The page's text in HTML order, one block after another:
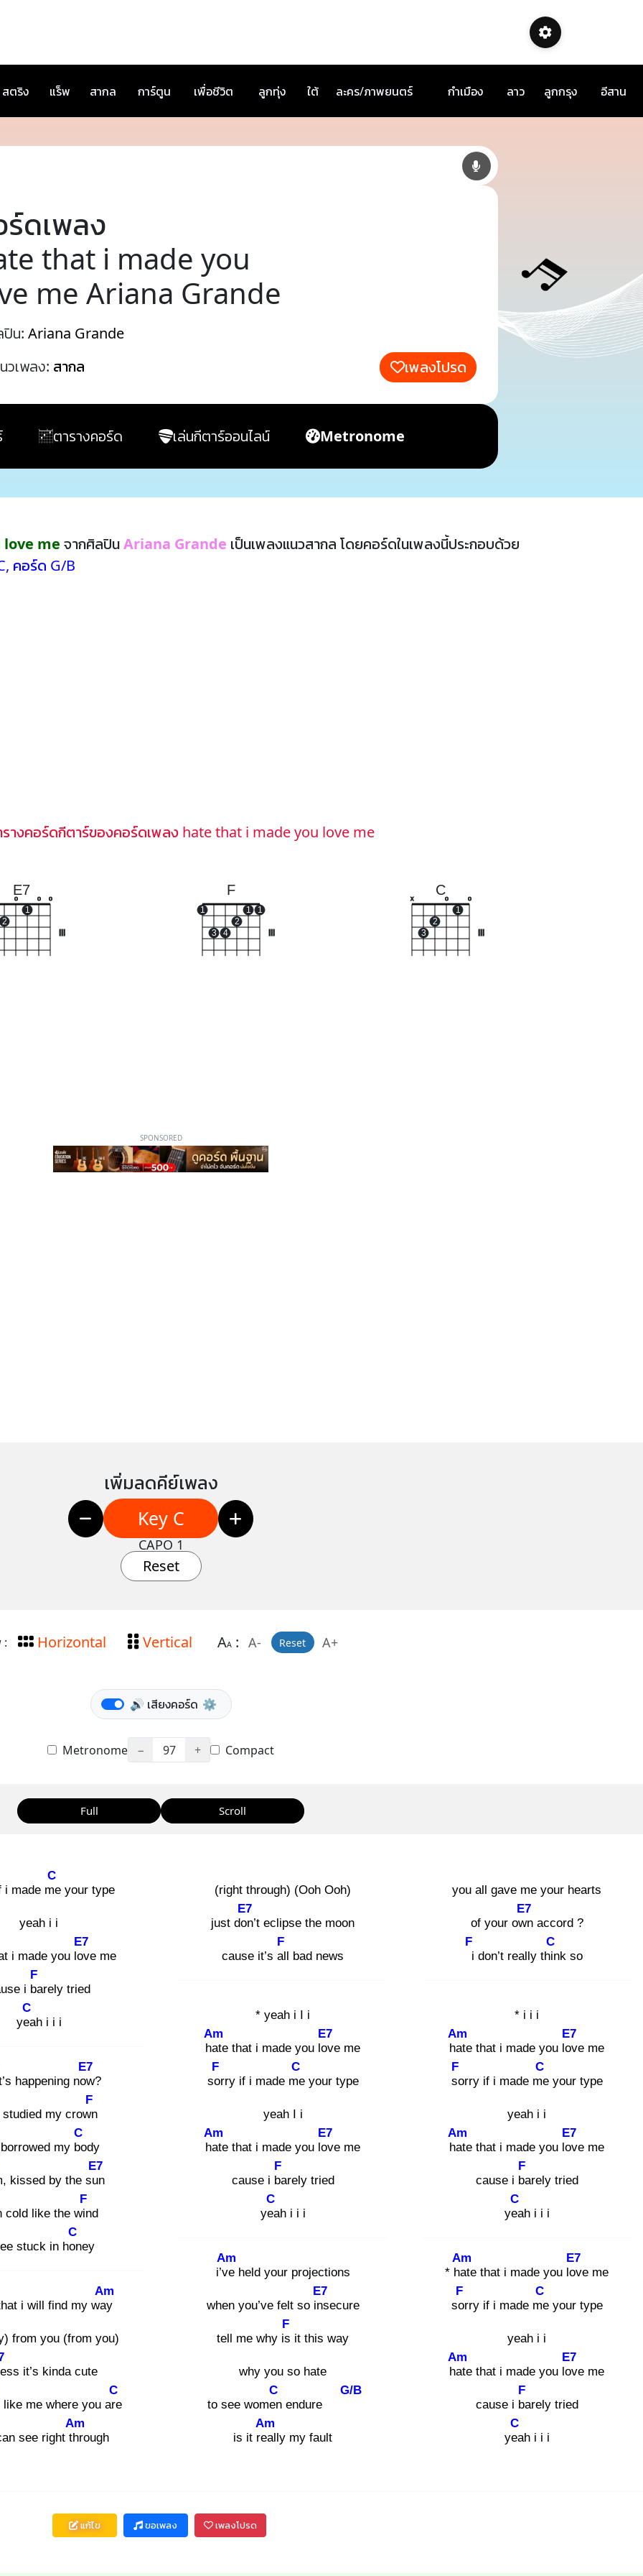
สตริง แร็พ สากล การ์ตูน เพื่อชีวิต ลูกทุ่ง ใต้ ละคร/ภาพยนตร์ กำเมือง ลาว ลูกกรุง อีสาน
ร์ดเพลง
that i made you
me Ariana Grande
ปิน: Ariana Grande
วเพลง: สากล เพลงโปรด
ตารางคอร์ด เล่นกีตาร์ออนไลน์ Metronome
me จากศิลปินAriana Grande เป็นเพลงแนวสากล โดยคอร์ดในเพลงนี้ประกอบด้วย
, คอร์ด G/B
างคอร์ดกีตาร์ของคอร์ดเพลง hate that i made you love me
E7
2
o
1
o o
F
1
3 4
2
1 1
C
x
3
2
o
1
o
SPONSORED
เพิ่มลดคีย์เพลง
Key C
CAPO 1
Reset
: Horizontal Vertical AA: A- Reset A+
🔊 เสียงคอร์ด ⚙️
Metronome − 97 + Compact
Full Scroll
i made me
C
your type
yeah i i
i made you lov
E7
e me
i ba
F
rely tried
yea
C
h i i i
happening now
E7
?
studied my crown
F
my bo
C
dy
kissed by the sun
E7
cold like the win
F
d
stuck in hon
C
ey
i will find my way
Am
from you (from you)
ss it’s kinda cute
like me where you are
C
see right thr
Am
ough
(right through) (Ooh Ooh)
just don
E7
’t eclipse the moon
cause it’s all
F
bad news
* yeah i I i
hat
Am
e that i made you lov
E7
e me
sor
F
ry if i made me
C
your type
yeah I i
hat
Am
e that i made you lov
E7
e me
cause i ba
F
rely tried
yea
C
h i i i
i’ve
Am
held your projections
when you’ve felt so ins
E7
ecure
tell me why is
F
it this way
why you so hate
to see women
C
endure
G/B
is it rea
Am
lly my fault
you all gave me your hearts
of your own
E7
accord ?
i
F
don’t really thin
C
k so
* i i i
hat
Am
e that i made you lov
E7
e me
so
F
rry if i made me
C
your type
yeah i i
hat
Am
e that i made you lov
E7
e me
cause i ba
F
rely tried
yea
C
h i i i
* hat
Am
e that i made you lov
E7
e me
sor
F
ry if i made me
C
your type
yeah i i
hat
Am
e that i made you lov
E7
e me
cause i ba
F
rely tried
yea
C
h i i i
แก้ไข ขอเพลง เพลงโปรด